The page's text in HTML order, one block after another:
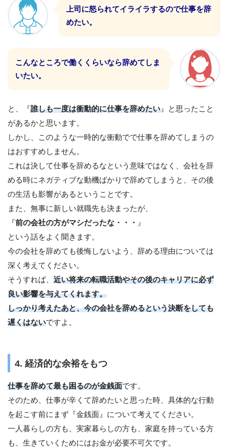
上司に怒られてイライラするので仕事を辞
めたい。
こんなところで働くくらいなら辞めてしま
いたい。
と、『誰しも一度は衝動的に仕事を辞めたい 』と思ったこと
があるかと思います。
しかし、このような一時的な衝動でで仕事を辞めてしまうの
はおすすめしません。
これは決して仕事を辞めるなという意味ではなく、会社を辞
める時にネガティブな動機ばかりで辞めてしまうと、その後
の生活も影響があるということです。
また、無事に新しい就職先も決まったが、
『前の会社の方がマシだったな・・・ 』
という話をよく聞きます。
今の会社を辞めても後悔しないよう、辞める理由については
深く考えてください。
そうすれば、 近い将来の転職活動やその後のキャリアに必ず
良い影響を与えてくれます。
しっかり考えたあと、今の会社を辞めるという決断をしても
遅くはないですよ。
4. 経済的な余裕をもつ
仕事を辞めて最も困るのが金銭面です。
そのため、仕事が辛くて辞めたいと思った時、具体的な行動
を起こす前にまず『金銭面』について考えてください。
一人暮らしの方も、実家暮らしの方も、家庭を持っている方
も、生きていくためにはお金が必要不可欠です。